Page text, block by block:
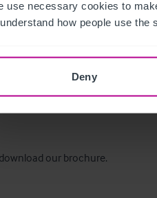
use necessary cookies to
how people use the
Deny
our brochure.